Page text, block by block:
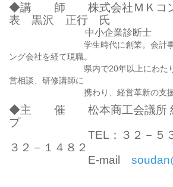
◆講 師 株式会社ＭＫコン
表 黒沢 正行 氏
中小企業診断士
学生時代に創業。会計事務所
ング会社を経て現職。
県内で20年以上にわたり、経
営相談、研修講師に
携わり、経営革新の支援実
◆主 催 松本商工会議所 経
プ
TEL：３２－５３
３２－１４８２
E-mail